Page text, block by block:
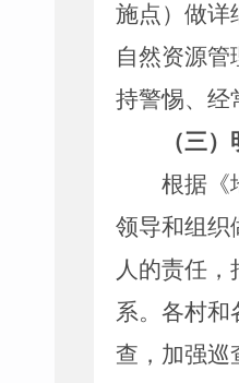
施点）做详
自然资源
持警惕、经
（三
根据《
领导和组织
人的责任，
系。各村
查，加强巡